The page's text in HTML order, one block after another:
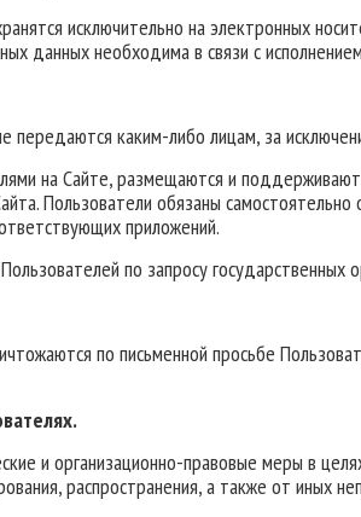
исключительно на электронных
данных необходима в связи с
передаются каким-либо лицам, за
на Сайте, размещаются и
Пользователи обязаны
приложений.
по запросу
по письменной просьбе
и организационно-правовые меры в
распространения, а также от иных